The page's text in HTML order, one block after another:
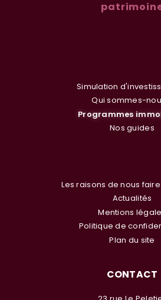
Simulation
Qui sommes-
Programmes
Nos guides
Les raisons de nous
Actualités
Mentions
Politique de
Plan du site
CONTACT